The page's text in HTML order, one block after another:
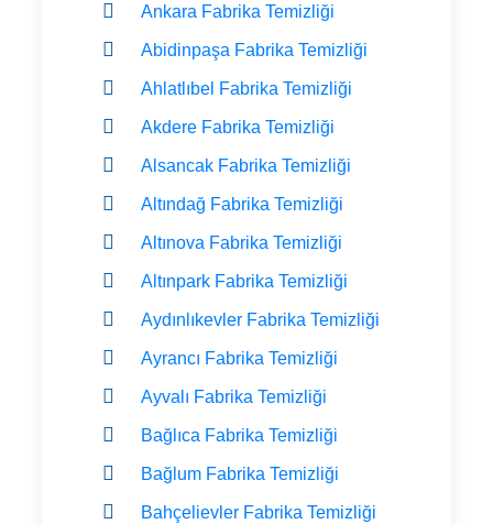
Ankara Fabrika Temizliği
Abidinpaşa Fabrika Temizliği
Ahlatlıbel Fabrika Temizliği
Akdere Fabrika Temizliği
Alsancak Fabrika Temizliği
Altındağ Fabrika Temizliği
Altınova Fabrika Temizliği
Altınpark Fabrika Temizliği
Aydınlıkevler Fabrika Temizliği
Ayrancı Fabrika Temizliği
Ayvalı Fabrika Temizliği
Bağlıca Fabrika Temizliği
Bağlum Fabrika Temizliği
Bahçelievler Fabrika Temizliği